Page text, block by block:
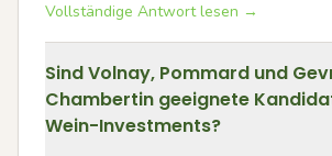
Vollständige Antwort lesen →
Sind Volnay, Pommard und
Chambertin geeignete
Wein-Investments?